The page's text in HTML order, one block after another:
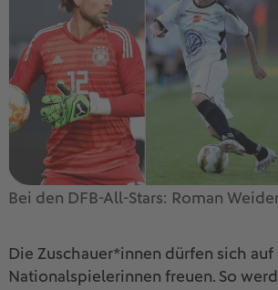
Bei den DFB-All-Stars: Roman
Die Zuschauer*innen dürfen sich
Nationalspielerinnen freuen. So